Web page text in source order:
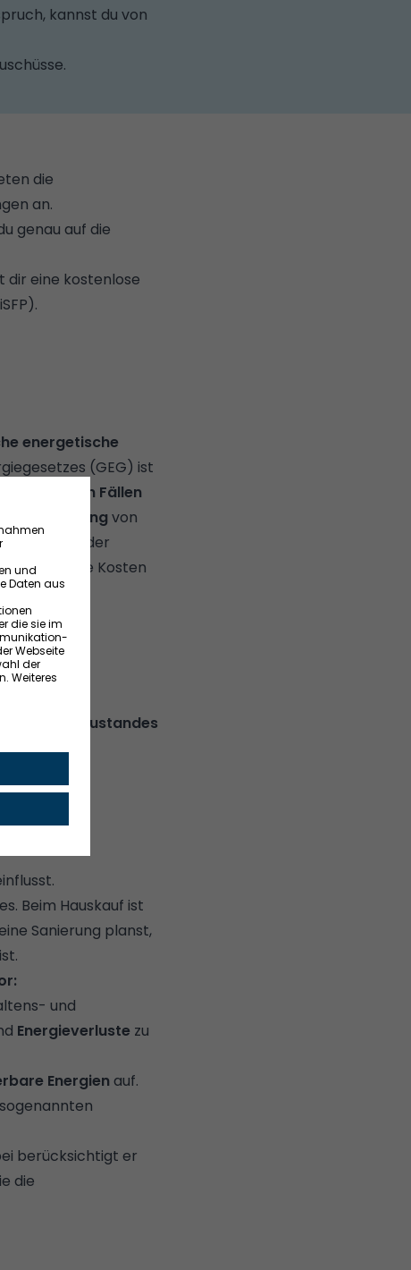
kannst du von
die
an.
genau auf die
dir eine kostenlose
energetische
(GEG) ist
bestimmten Fällen
Beantragung von
dich der
du diese Kosten
des Ist-Zustandes
Beim Hauskauf ist
Sanierung planst,
und
Energieverluste zu
Energien auf.
berücksichtigt er
die